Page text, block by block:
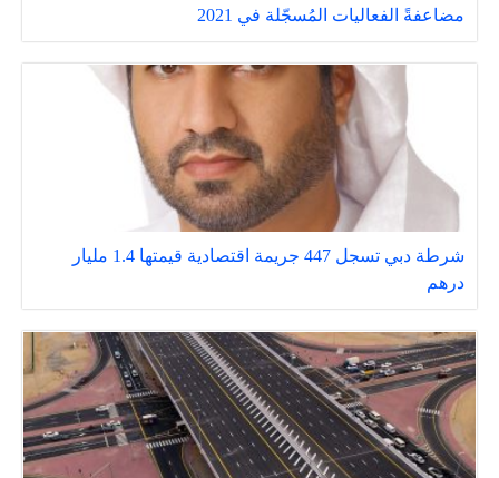
مضاعفةً الفعاليات المُسجّلة في 2021
شرطة دبي تسجل 447 جريمة اقتصادية قيمتها 1.4 مليار
درهم